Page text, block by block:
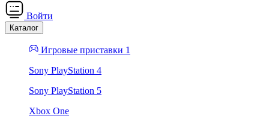
Войти
Каталог
Игровые приставки 1
Sony PlayStation 4
Sony PlayStation 5
Xbox One